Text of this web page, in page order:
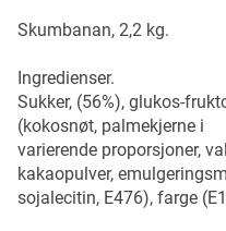
Skumbanan, 2,2 kg.
Ingredienser.
Sukker, (56%), glukos-
(kokosnøt, palmekjerne i
varierende proporsjoner,
kakaopulver,
sojalecitin, E476), farge